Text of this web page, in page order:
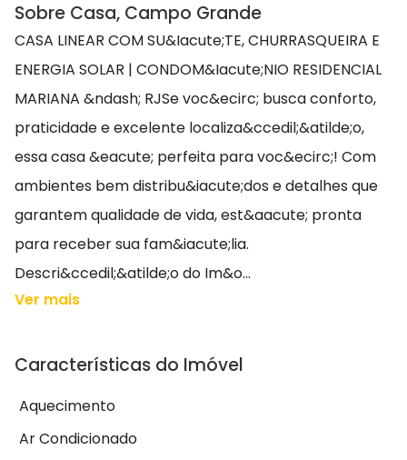
Sobre Casa, Campo Grande
CASA LINEAR COM SU&Iacute;TE, CHURRASQUEIRA E
ENERGIA SOLAR | CONDOM&Iacute;NIO RESIDENCIAL
MARIANA &ndash; RJSe voc&ecirc; busca conforto,
praticidade e excelente localiza&ccedil;&atilde;o,
essa casa &eacute; perfeita para voc&ecirc;! Com
ambientes bem distribu&iacute;dos e detalhes que
garantem qualidade de vida, est&aacute; pronta
para receber sua fam&iacute;lia.
Descri&ccedil;&atilde;o do Im&o...
Ver mais
Características do Imóvel
Aquecimento
Ar Condicionado